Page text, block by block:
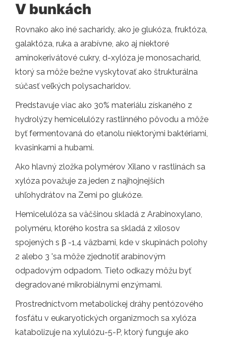
V bunkách
Rovnako ako iné sacharidy, ako je glukóza, fruktóza,
galaktóza, ruka a arabívne, ako aj niektoré
aminokerivátové cukry, d-xylóza je monosacharid,
ktorý sa môže bežne vyskytovať ako štrukturálna
súčasť veľkých polysacharidov.
Predstavuje viac ako 30% materiálu získaného z
hydrolýzy hemicelulózy rastlinného pôvodu a môže
byť fermentovaná do etanolu niektorými baktériami,
kvasinkami a hubami.
Ako hlavný zložka polymérov Xilano v rastlinách sa
xylóza považuje za jeden z najhojnejších
uhľohydrátov na Zemi po glukóze.
Hemicelulóza sa väčšinou skladá z Arabinoxylano,
polyméru, ktorého kostra sa skladá z xilosov
spojených s β -1,4 väzbami, kde v skupinách polohy
2 alebo 3 'sa môže zjednotiť arabínovým
odpadovým odpadom. Tieto odkazy môžu byť
degradované mikrobiálnymi enzýmami.
Prostredníctvom metabolickej dráhy pentózového
fosfátu v eukaryotických organizmoch sa xylóza
katabolizuje na xylulózu-5-P, ktorý funguje ako